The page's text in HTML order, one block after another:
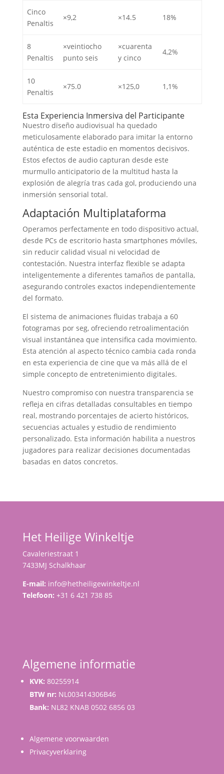
Cinco
Penaltis
×9,2 ×14.5 18%
8
Penaltis
×veintiocho
punto seis
×cuarenta
y cinco
4,2%
10
Penaltis
×75.0 ×125,0 1,1%
Esta Experiencia Inmersiva del Participante
Nuestro diseño audiovisual ha quedado
meticulosamente elaborado para imitar la entorno
auténtica de este estadio en momentos decisivos.
Estos efectos de audio capturan desde este
murmullo anticipatorio de la multitud hasta la
explosión de alegría tras cada gol, produciendo una
inmersión sensorial total.
Adaptación Multiplataforma
Operamos perfectamente en todo dispositivo actual,
desde PCs de escritorio hasta smartphones móviles,
sin reducir calidad visual ni velocidad de
contestación. Nuestra interfaz flexible se adapta
inteligentemente a diferentes tamaños de pantalla,
asegurando controles exactos independientemente
del formato.
El sistema de animaciones fluidas trabaja a 60
fotogramas por seg, ofreciendo retroalimentación
visual instantánea que intensifica cada movimiento.
Esta atención al aspecto técnico cambia cada ronda
en esta experiencia de cine que va más allá de el
simple concepto de entretenimiento digitales.
Nuestro compromiso con nuestra transparencia se
refleja en cifras detalladas consultables en tiempo
real, mostrando porcentajes de acierto históricos,
secuencias actuales y estudio de rendimiento
personalizado. Esta información habilita a nuestros
jugadores para realizar decisiones documentadas
basadas en datos concretos.
Het Heilige Winkeltje
Cavaleriestraat 1
7433MJ Schalkhaar
E-mail: info@hetheiligewinkeltje.nl
Telefoon: +31 6 421 738 85
Algemene informatie
KVK: 80255914
BTW nr: NL003414306B46
Bank: NL82 KNAB 0502 6856 03
Algemene voorwaarden
Privacyverklaring